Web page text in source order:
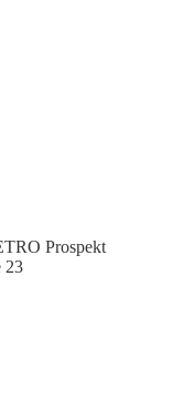
Prospekt
23